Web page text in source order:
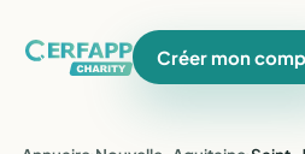
Créer mon